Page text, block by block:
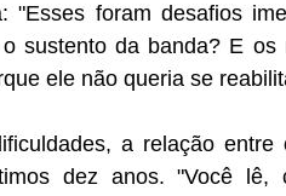
"Esses foram desafios
sustento da banda? E
ele não queria se
a relação
dez anos. "Você lê,